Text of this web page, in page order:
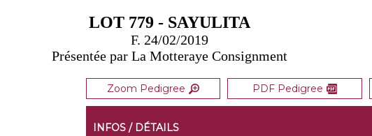
LOT 779 - SAYULITA
F. 24/02/2019
Présentée par La Motteraye Consignment
Zoom Pedigree PDF Pedigree
INFOS / DÉTAILS